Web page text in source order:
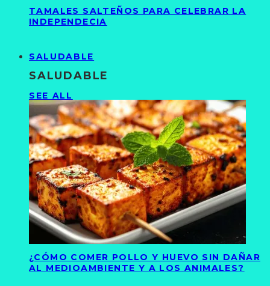
TAMALES SALTEÑOS PARA CELEBRAR LA
INDEPENDECIA
SALUDABLE
SALUDABLE
SEE ALL
¿CÓMO COMER POLLO Y HUEVO SIN DAÑAR
AL MEDIOAMBIENTE Y A LOS ANIMALES?